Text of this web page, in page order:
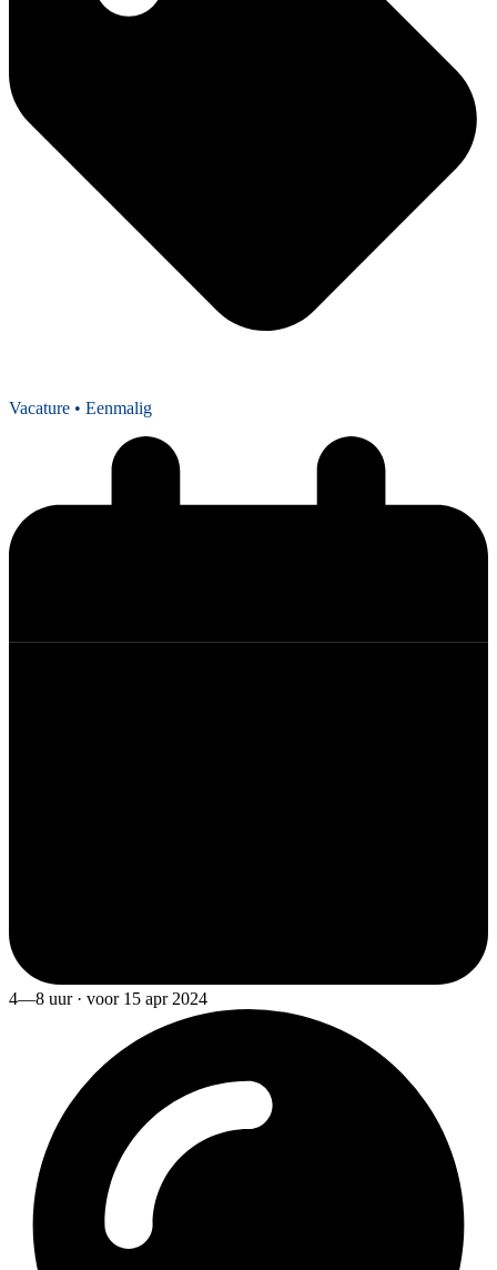
Vacature • Eenmalig
4—8 uur · voor 15 apr 2024